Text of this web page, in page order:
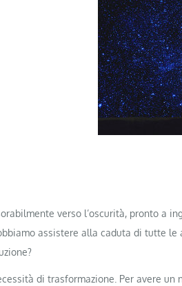
verso l’oscurità, pronto a
assistere alla caduta di tutte
di trasformazione. Per avere